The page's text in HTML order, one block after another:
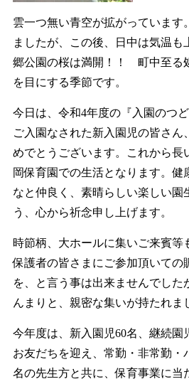
雲一つ無い青空が拡がっています
ましたが、この後、日中は気温も
郷公園の桜は満開！！ 町中至る
を目にする季節です。
今日は、令和4年度の『入園のつ
ご入園なされた新入園児の皆さん
めでとうございます。これから長
岡保育園での生活となります。健
なと仲良く、素晴らしい楽しい園
う、心から祈念申し上げます。
時節柄、大ホールに集いご来賓等
保護者の皆さまにご参加頂いての
を、と言う事は出来ませんでした
んまりと、親密な集いが持たれま
今年度は、新入園児60名、継続園
お友だちを迎え、常勤・非常勤・
名の先生方と共に、保育事業に当